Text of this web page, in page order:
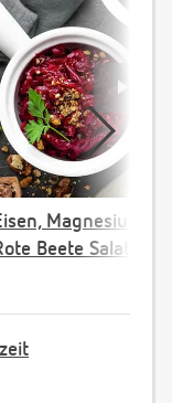
Magnesium &
Beete Salat